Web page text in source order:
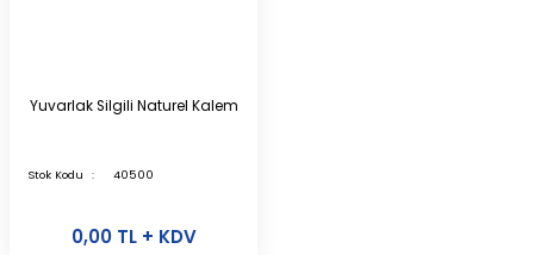
Yuvarlak Silgili Naturel Kalem
Stok Kodu 40500
0,00 TL + KDV